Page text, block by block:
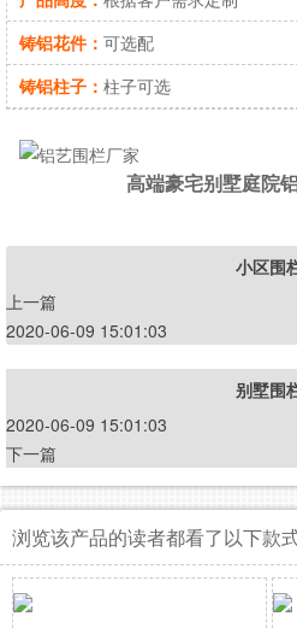
铸铝花件： 可选配
铸铝柱子： 柱子可选
高端豪宅别墅庭院
小区围
上一篇
2020-06-09 15:01:03
别墅围
2020-06-09 15:01:03
下一篇
浏览该产品的读者都看了以下款